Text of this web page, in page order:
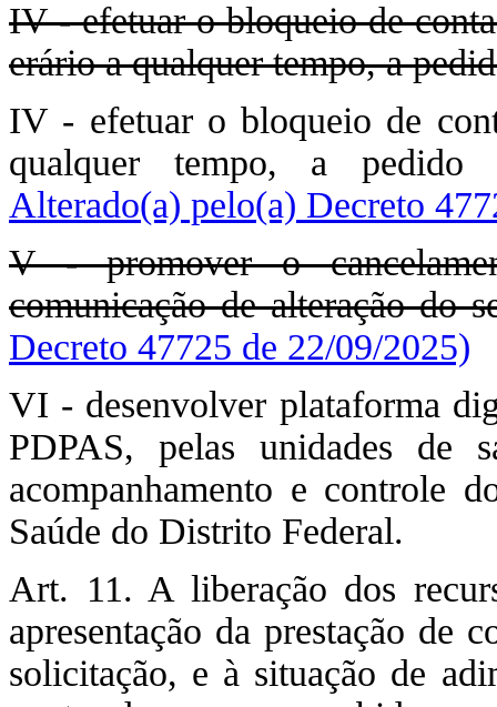
IV - efetuar o bloqueio de
erário a qualquer tempo, a
IV - efetuar o bloqueio de
qualquer tempo, a pedido
Alterado(a) pelo(a) Decreto
V - promover o
comunicação de alteração do
Decreto 47725 de 22/09/2025)
VI - desenvolver plataforma
PDPAS, pelas unidades de
acompanhamento e controle
Saúde do Distrito Federal.
Art. 11. A liberação dos
apresentação da prestação de
solicitação, e à situação de